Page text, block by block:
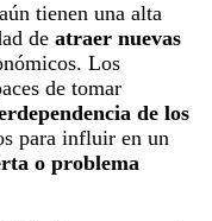
aún tienen una alta
de atraer nuevas
Los
de tomar
de los
para influir en un
o problema